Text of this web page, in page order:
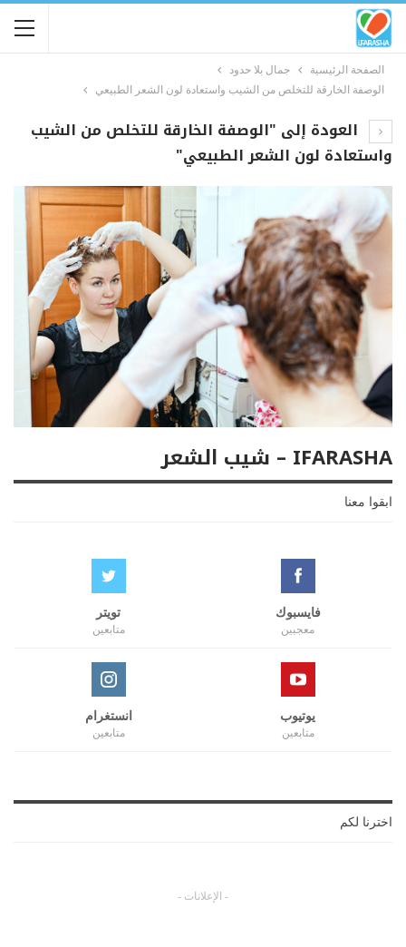
الصفحة الرئيسية
جمال بلا حدود
الوصفة الخارقة للتخلص من الشيب واستعادة لون الشعر الطبيعي
العودة إلى "الوصفة الخارقة للتخلص من الشيب
واستعادة لون الشعر الطبيعي"
IFARASHA – شيب الشعر
ابقوا معنا
فايسبوك
معجبين
تويتر
متابعين
يوتيوب
متابعين
انستغرام
متابعين
اخترنا لكم
- الإعلانات -